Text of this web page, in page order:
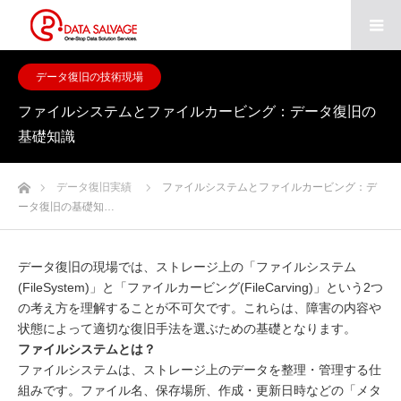
データ復旧の技術現場
ファイルシステムとファイルカービング：データ復旧の
基礎知識
ホームデータ復旧実績
ファイルシステムとファイルカービング：デ
ータ復旧の基礎知…
データ復旧の現場では、ストレージ上の「ファイルシステム
(FileSystem)」と「ファイルカービング(FileCarving)」という2つ
の考え方を理解することが不可欠です。これらは、障害の内容や
状態によって適切な復旧手法を選ぶための基礎となります。
ファイルシステムとは？
ファイルシステムは、ストレージ上のデータを整理・管理する仕
組みです。ファイル名、保存場所、作成・更新日時などの「メタ